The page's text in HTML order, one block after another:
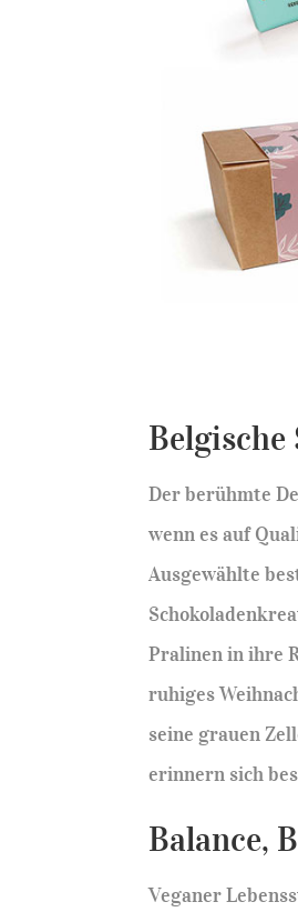
Belgische
Der berühmte
wenn es auf
Ausgewählte
Pralinen in ihre
ruhiges
seine grauen
erinnern sich
Balance,
Veganer